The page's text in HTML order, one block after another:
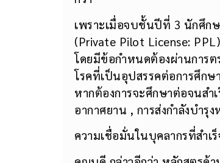
เพราะเมื่อจบชั้นปีที่ 3 นักศึก
(Private Pilot License:
โดยมีข้อกำหนดต้องผ่านการต
โรคที่เป็นอุปสรรคต่อการศึก
หากต้องการจะศึกษาต่อจนส
อากาศยาน , การส่งกำลังบำ
ความเชื่อมั่นในบุคลากรที่สำเร็